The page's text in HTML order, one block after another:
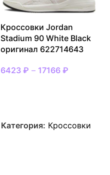
Кроссовки Jordan
Stadium 90 White Black
оригинал 622714643
6423 ₽ – 17166 ₽
Категория: Кроссовки